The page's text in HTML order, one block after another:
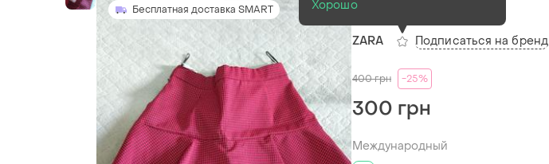
Бесплатная доставка SMART
Юбка zara
ZARA
Хорошо
Подписаться на бренд
400грн -25%
300 грн
Международный